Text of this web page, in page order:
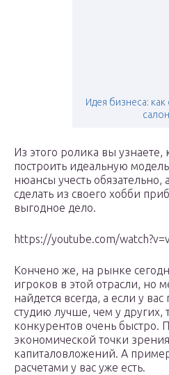
Идея бизнеса:
салон
Из этого ролика вы узнаете,
построить идеальную
нюансы учесть обязательно,
сделать из своего хобби
выгодное дело.
https://youtube.com/
Кончено же, на рынке
игроков в этой отрасли, но
найдется всегда, а если у вас
студию лучше, чем у других,
конкурентов очень быстро.
экономической точки
капиталовложений. А
расчетами у вас уже есть.